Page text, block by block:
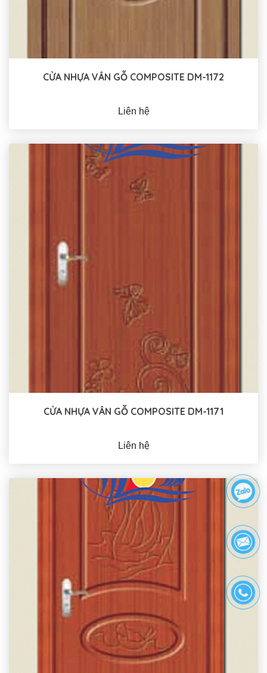
CỬA NHỰA VÂN GỖ COMPOSITE DM-1172
Liên hệ
CỬA NHỰA VÂN GỖ COMPOSITE DM-1171
Liên hệ